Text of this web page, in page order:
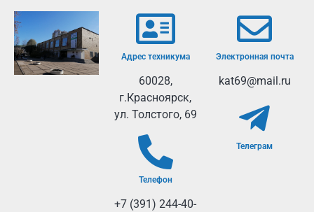
Адрес техникума
60028,
г.Красноярск,
ул. Толстого, 69
Телефон
+7 (391) 244-40-
Электронная почта
kat69@mail.ru
Телеграм